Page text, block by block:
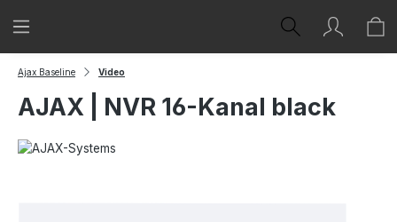
Zum Hauptinhalt springen
Ajax Baseline Video
AJAX | NVR 16-Kanal black